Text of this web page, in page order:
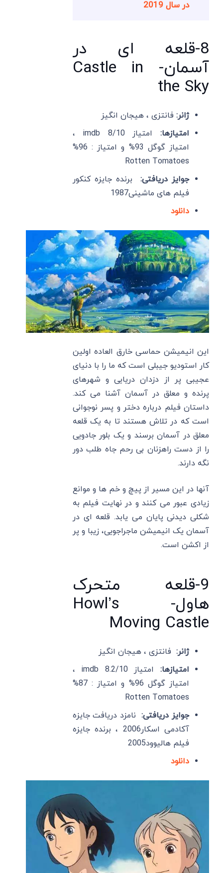
در سال 2019
8-قلعه ای در
آسمان- Castle in
the Sky
ژانر: فانتزی ، هیجان انگیز
امتیازها:
امتیاز imdb 8/10 ،
امتیاز گوگل 93% و امتیاز : 96%
Rotten Tomatoes
جوایز دریافتی: برنده جایزه کنکور
فیلم های ماشینی1987
دانلود
این انیمیشن حماسی خارق العاده اولین
کار استودیو جیبلی است که ما را با دنیای
عجیبی پر از دزدان دریایی و شهرهای
پرنده و معلق در آسمان آشنا می کند.
داستان فیلم درباره دختر و پسر نوجوانی
است که در تلاش هستند تا به یک قلعه
معلق در آسمان برسند و یک بلور جادویی
را از دست راهزنان بی رحم جاه طلب دور
نگه دارند.
آنها در این مسیر از پیچ و خم ها و موانع
زیادی عبور می کنند و در نهایت فیلم به
شکلی دیدنی پایان می یابد. قلعه ای در
آسمان یک انیمیشن ماجراجویی، زیبا و پر
از اکشن است.
9-قلعه متحرک
هاول- Howl’s
Moving Castle
ژانر: فانتزی ، هیجان انگیز
امتیازها:
امتیاز imdb 8.2/10 ،
امتیاز گوگل 96% و امتیاز : 87%
Rotten Tomatoes
جوایز دریافتی: نامزد دریافت جایزه
آکادمی اسکار2006 ، برنده جایزه
فیلم هالیوود2005
دانلود